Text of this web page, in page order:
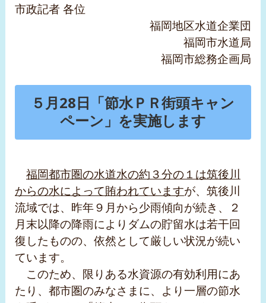
市政記者 各位
福岡地区水道企業団
福岡市水道局
福岡市総務企画局
５月28日「節水ＰＲ街頭キャン
ペーン」を実施します
福岡都市圏の水道水の約３分の１は筑後川
からの水によって賄われていますが、筑後川
流域では、昨年９月から少雨傾向が続き、２
月末以降の降雨によりダムの貯留水は若干回
復したものの、依然として厳しい状況が続い
ています。
このため、限りある水資源の有効利用にあ
たり、都市圏のみなさまに、より一層の節水